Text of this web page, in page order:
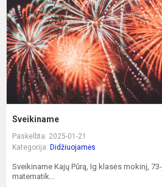
Sveikiname
Paskelbta: 2025-01-21
Kategorija: Didžiuojamės
Sveikiname Kajų Pūrą, Ig klasės mokinį,
matematik...